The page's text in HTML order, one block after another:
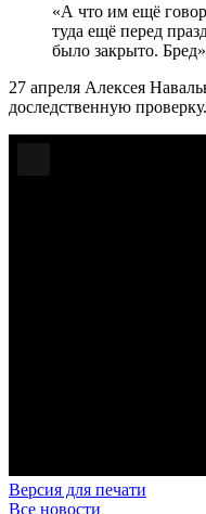
«А что им ещё
туда ещё перед
было закрыто.
27 апреля Алексея
доследственную проверку.
Версия для печати
Все новости